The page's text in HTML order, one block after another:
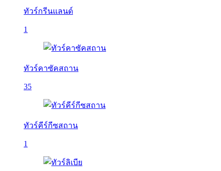
ทัวร์กรีนแลนด์
1
ทัวร์คาซัคสถาน
35
ทัวร์คีร์กีซสถาน
1